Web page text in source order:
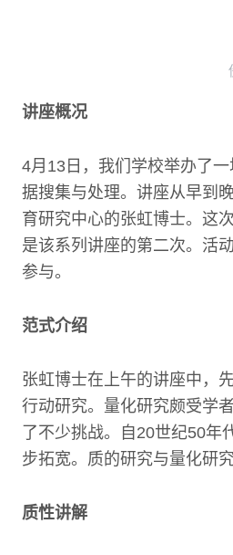
讲座概况
4月13日，我们学校举办了
据搜集与处理。讲座从早到
育研究中心的张虹博士。这
是该系列讲座的第二次。活
参与。
范式介绍
张虹博士在上午的讲座中，
行动研究。量化研究颇受学
了不少挑战。自20世纪50
步拓宽。质的研究与量化研
质性讲解